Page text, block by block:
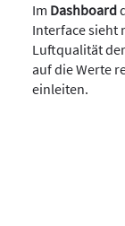
Im Dashboard
Interface sieht
Luftqualität
auf die Werte
einleiten.